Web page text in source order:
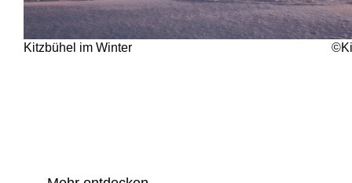
Kitzbühel im Winter